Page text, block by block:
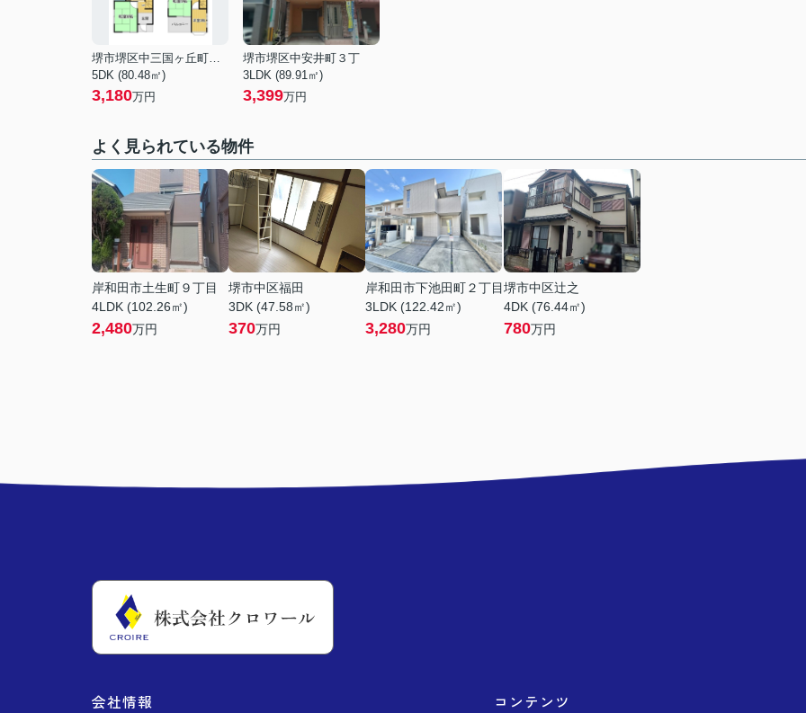
堺市堺区中三国ヶ丘町２丁
5DK (80.48㎡)
3,180万円
堺市堺区中安井町３丁
3LDK (89.91㎡)
3,399万円
よく見られている物件
岸和田市土生町９丁目
4LDK (102.26㎡)
2,480万円
堺市中区福田
3DK (47.58㎡)
370万円
岸和田市下池田町２丁目
3LDK (122.42㎡)
3,280万円
堺市中区辻之
4DK (76.44㎡)
780万円
会社情報 コンテンツ